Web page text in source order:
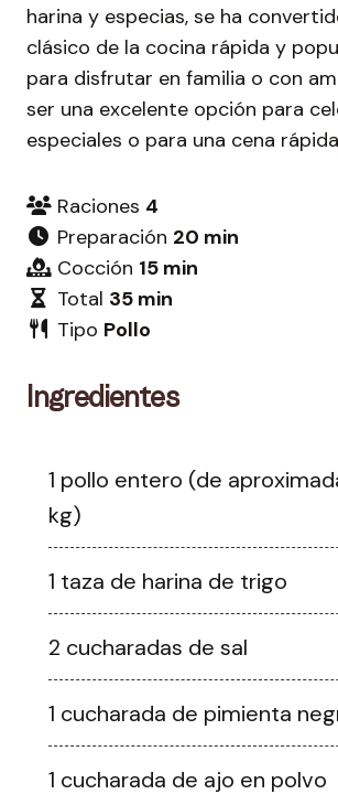
harina y especias, se ha
clásico de la cocina rápida y
para disfrutar en familia o con
ser una excelente opción para
especiales o para una cena
Raciones 4
Preparación 20 min
Cocción 15 min
Total 35 min
Tipo Pollo
Ingredientes
1 pollo entero (de
kg)
1 taza de harina de trigo
2 cucharadas de sal
1 cucharada de pimienta
1 cucharada de ajo en polvo